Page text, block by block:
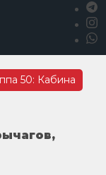
50: Кабина